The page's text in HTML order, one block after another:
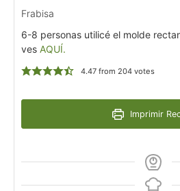
Frabisa
6-8 personas utilicé el molde
ves AQUÍ.
4.47from 204votes
Imprimir